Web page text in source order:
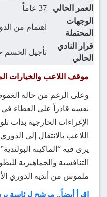
العمر الحالي
37 عاماً
الوجهات
المحتملة
اهتمام من
قرار النادي
الحالي
تأجيل الحسم حتى
موقف اللاعب والخيارات
وعلى الرغم من حالة
نفسه قادراً على العطاء في
الإغراءات الخارجية بدأت
اللاعب بالانتقال إلى
يرى فيه “الماكينة
التنافسية والجماهيرية
ملموس من أندية الدوري
إقرأ أيضاً.. مرشح لرئاسة